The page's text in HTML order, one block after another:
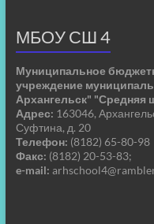
МБОУ СШ 4
Муниципальное
учреждение
Архангельск"
Адрес: 163046,
Суфтина, д. 20
Телефон: (8182) 65-80-98
Факс: (8182) 20-53-83;
e-mail: